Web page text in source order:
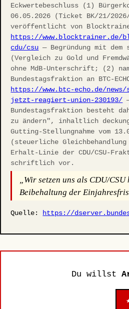
Eckwertebeschluss (1)
06.05.2026 (Ticket BK/21/
veröffentlicht von
https://www.blocktrainer.de/
cdu/csu — Begründung mit
(Vergleich zu Gold und
ohne MdB-Unterschrift; (2)
Bundestagsfraktion an BTC-
https://www.btc-echo.de/
jetzt-reagiert-union-230193/
Bundestagsfraktion besteht
zu ändern", inhaltlich
Gutting-Stellungnahme vom
(steuerliche
Erhalt-Linie der CDU/CSU-
schriftlich vor.
„Wir setzen uns als CDU/
Beibehaltung der
Quelle: https://
Du willst